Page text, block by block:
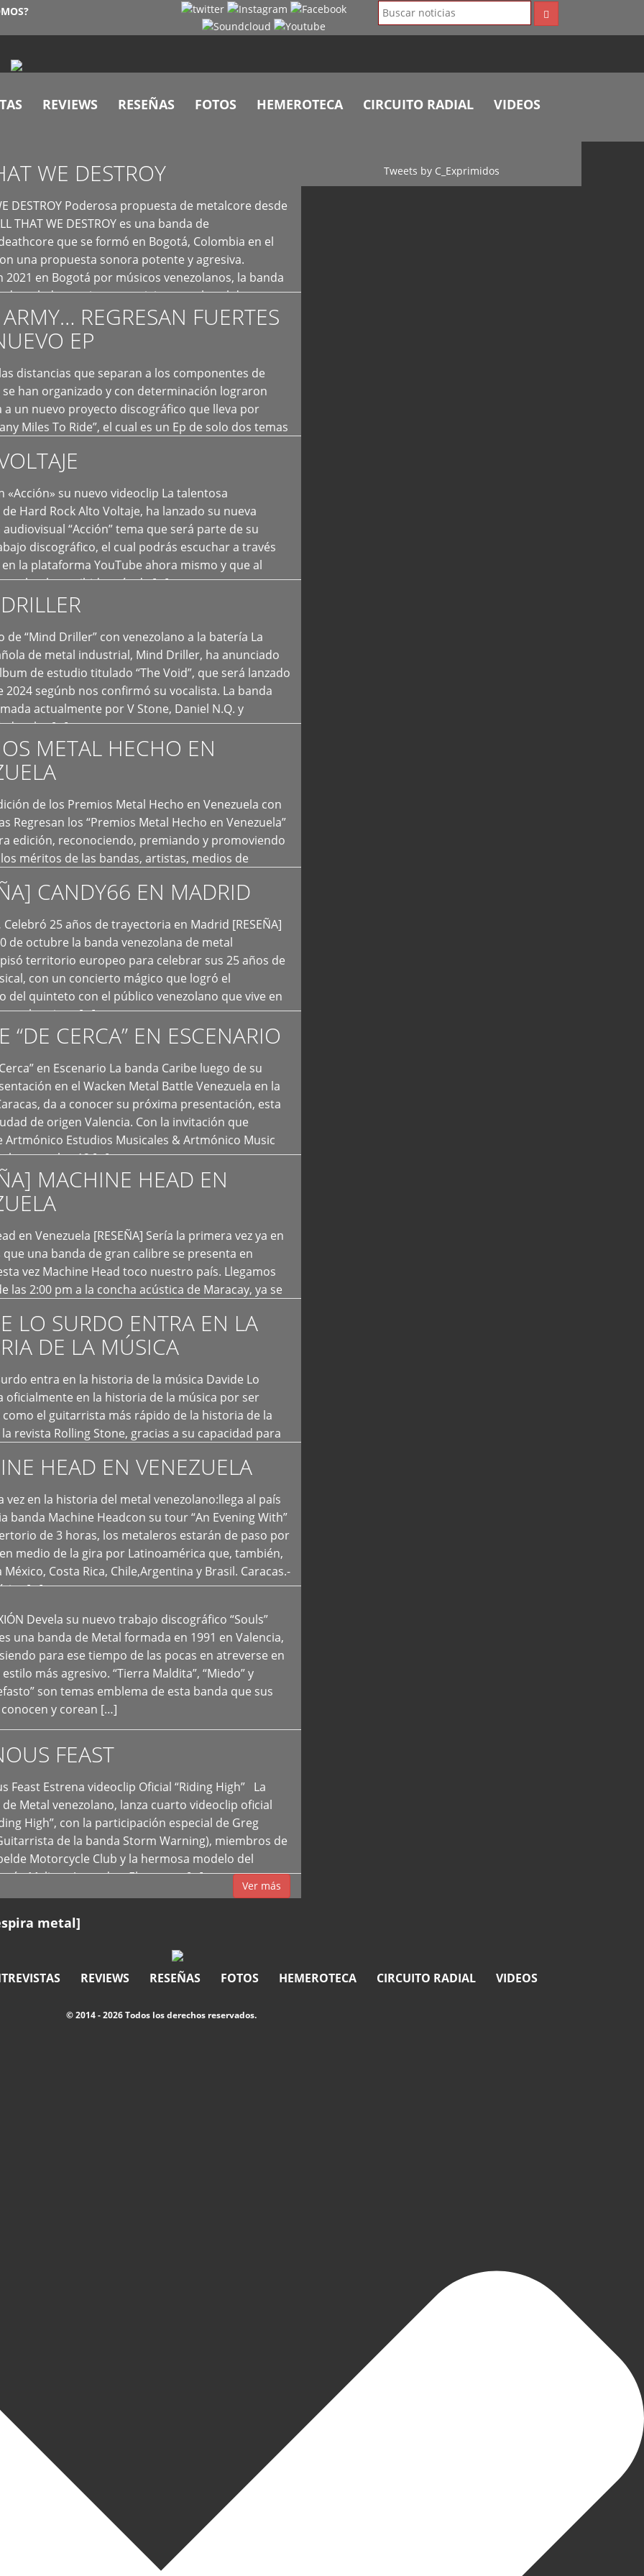
REVIEWS RESEÑAS FOTOS HEMEROTECA CIRCUITO RADIAL VIDEOS
WE DESTROY
DESTROY Poderosa propuesta de metalcore desde
THAT WE DESTROY es una banda de
que se formó en Bogotá, Colombia en el
una propuesta sonora potente y agresiva.
2021 en Bogotá por músicos venezolanos, la banda
demoledores, ritmos vertiginosos y breakdowns
creando […]REGRESAN FUERTES
EP
distancias que separan a los componentes de
se han organizado y con determinación lograron
a un nuevo proyecto discográfico que lleva por
Miles To Ride”, el cual es un Ep de solo dos temas
[…]
«Acción» su nuevo videoclip La talentosa
Hard Rock Alto Voltaje, ha lanzado su nueva
“Acción” tema que será parte de su
discográfico, el cual podrás escuchar a través
la plataforma YouTube ahora mismo y que al
ya ha recibido más de […]
de “Mind Driller” con venezolano a la batería La
de metal industrial, Mind Driller, ha anunciado
de estudio titulado “The Void”, que será lanzado
2024 segúnb nos confirmó su vocalista. La banda
actualmente por V Stone, Daniel N.Q. y
a las […]
METAL HECHO EN
de los Premios Metal Hecho en Venezuela con
Regresan los “Premios Metal Hecho en Venezuela”
edición, reconociendo, premiando y promoviendo
méritos de las bandas, artistas, medios de
tendencias del metal y […]
CANDY66 EN MADRID
Celebró 25 años de trayectoria en Madrid [RESEÑA]
de octubre la banda venezolana de metal
territorio europeo para celebrar sus 25 años de
con un concierto mágico que logró el
del quinteto con el público venezolano que vive en
que los sigue […]
“DE CERCA” EN ESCENARIO
en Escenario La banda Caribe luego de su
en el Wacken Metal Battle Venezuela en la
da a conocer su próxima presentación, esta
de origen Valencia. Con la invitación que
Artmónico Estudios Musicales & Artmónico Music
cumplen 12 […]
MACHINE HEAD EN
en Venezuela [RESEÑA] Sería la primera vez ya en
una banda de gran calibre se presenta en
vez Machine Head toco nuestro país. Llegamos
las 2:00 pm a la concha acústica de Maracay, ya se
LO SURDO ENTRA EN LA
DE LA MÚSICA
entra en la historia de la música Davide Lo
oficialmente en la historia de la música por ser
el guitarrista más rápido de la historia de la
revista Rolling Stone, gracias a su capacidad para
HEAD EN VENEZUELA
vez en la historia del metal venezolano:llega al país
banda Machine Headcon su tour “An Evening With”
de 3 horas, los metaleros estarán de paso por
medio de la gira por Latinoamérica que, también,
México, Costa Rica, Chile,Argentina y Brasil. Caracas.-
[…]
Devela su nuevo trabajo discográfico “Souls”
una banda de Metal formada en 1991 en Valencia,
para ese tiempo de las pocas en atreverse en
más agresivo. “Tierra Maldita”, “Miedo” y
son temas emblema de esta banda que sus
y corean […]
FEAST
Feast Estrena videoclip Oficial “Riding High” La
Metal venezolano, lanza cuarto videoclip oficial
High”, con la participación especial de Greg
de la banda Storm Warning), miembros de
Motorcycle Club y la hermosa modelo del
Melissa Acevedo. El potente […]
Ver más
Tweets by C_Exprimidos
metal]
REVIEWS RESEÑAS FOTOS HEMEROTECA CIRCUITO RADIAL VIDEOS
© 2014 - 2026 Todos los derechos reservados.